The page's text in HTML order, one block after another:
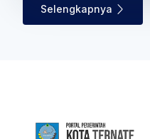
Selengkapnya